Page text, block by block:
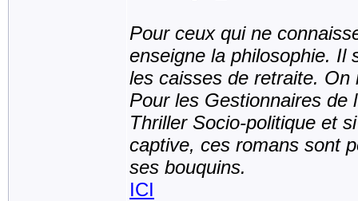
Pour ceux qui ne
enseigne la philosophie. Il
les caisses de retraite.
Pour les Gestionnaires de
Thriller Socio-politique et
captive, ces romans sont
ses bouquins.
ICI